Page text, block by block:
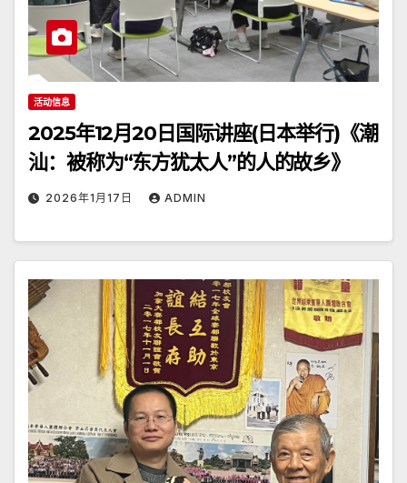
活动信息
2025年12月20日国际讲座(日本举行)《潮
汕：被称为“东方犹太人”的人的故乡》
2026年1月17日 ADMIN